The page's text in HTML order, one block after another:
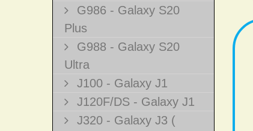
G986 - Galaxy S20
Plus
G988 - Galaxy S20
Ultra
J100 - Galaxy J1
J120F/DS - Galaxy J1
J320 - Galaxy J3 (